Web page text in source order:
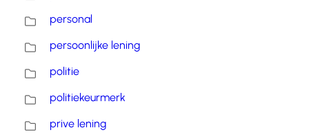
personal
persoonlijke lening
politie
politiekeurmerk
prive lening